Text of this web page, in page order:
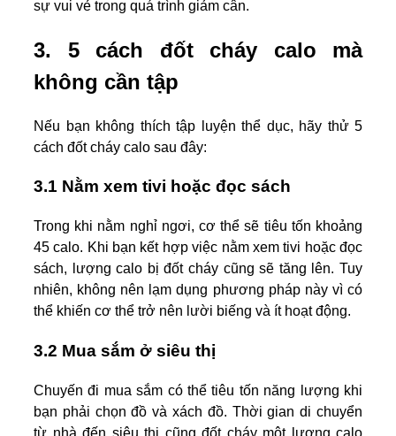
sự vui vẻ trong quá trình giảm cân.
3. 5 cách đốt cháy calo mà
không cần tập
Nếu bạn không thích tập luyện thể dục, hãy thử 5
cách đốt cháy calo sau đây:
3.1 Nằm xem tivi hoặc đọc sách
Trong khi nằm nghỉ ngơi, cơ thể sẽ tiêu tốn khoảng
45 calo. Khi bạn kết hợp việc nằm xem tivi hoặc đọc
sách, lượng calo bị đốt cháy cũng sẽ tăng lên. Tuy
nhiên, không nên lạm dụng phương pháp này vì có
thể khiến cơ thể trở nên lười biếng và ít hoạt động.
3.2 Mua sắm ở siêu thị
Chuyến đi mua sắm có thể tiêu tốn năng lượng khi
bạn phải chọn đồ và xách đồ. Thời gian di chuyển
từ nhà đến siêu thị cũng đốt cháy một lượng calo